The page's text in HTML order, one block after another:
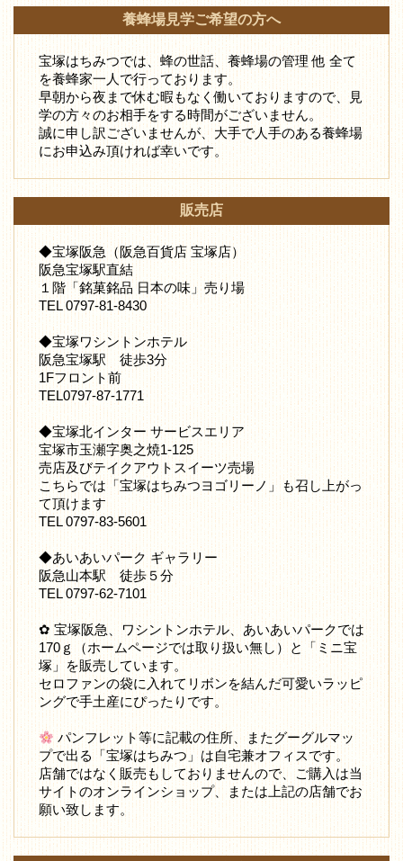
養蜂場見学ご希望の方へ
宝塚はちみつでは、蜂の世話、養蜂場の管理 他 全て
を養蜂家一人で行っております。
早朝から夜まで休む暇もなく働いておりますので、見
学の方々のお相手をする時間がございません。
誠に申し訳ございませんが、大手で人手のある養蜂場
にお申込み頂ければ幸いです。
販売店
◆宝塚阪急（阪急百貨店 宝塚店）
阪急宝塚駅直結
１階「銘菓銘品 日本の味」売り場
TEL 0797-81-8430
◆宝塚ワシントンホテル
阪急宝塚駅 徒歩3分
1Fフロント前
TEL0797-87-1771
◆宝塚北インター サービスエリア
宝塚市玉瀬字奥之焼1-125
売店及びテイクアウトスイーツ売場
こちらでは「宝塚はちみつヨゴリーノ」も召し上がっ
て頂けます
TEL 0797-83-5601
◆あいあいパーク ギャラリー
阪急山本駅 徒歩５分
TEL 0797-62-7101
✿ 宝塚阪急、ワシントンホテル、あいあいパークでは
170ｇ（ホームページでは取り扱い無し）と「ミニ宝
塚」を販売しています。
セロファンの袋に入れてリボンを結んだ可愛いラッピ
ングで手土産にぴったりです。
パンフレット等に記載の住所、またグーグルマッ
プで出る「宝塚はちみつ」は自宅兼オフィスです。
店舗ではなく販売もしておりませんので、ご購入は当
サイトのオンラインショップ、または上記の店舗でお
願い致します。